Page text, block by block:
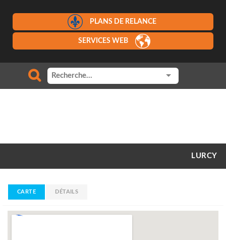
PLANS DE RELANCE
SERVICES WEB
LURCY
CARTE DÉTAILS